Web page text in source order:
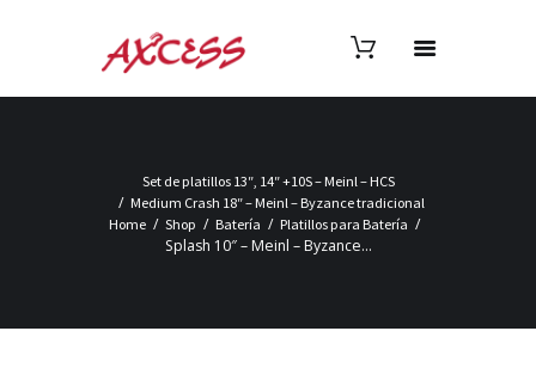
Set de platillos 13″, 14″ +10S – Meinl – HCS
Medium Crash 18″ – Meinl – Byzance tradicional
Home
Shop Batería Platillos para Batería
Splash 10″ – Meinl – Byzance...